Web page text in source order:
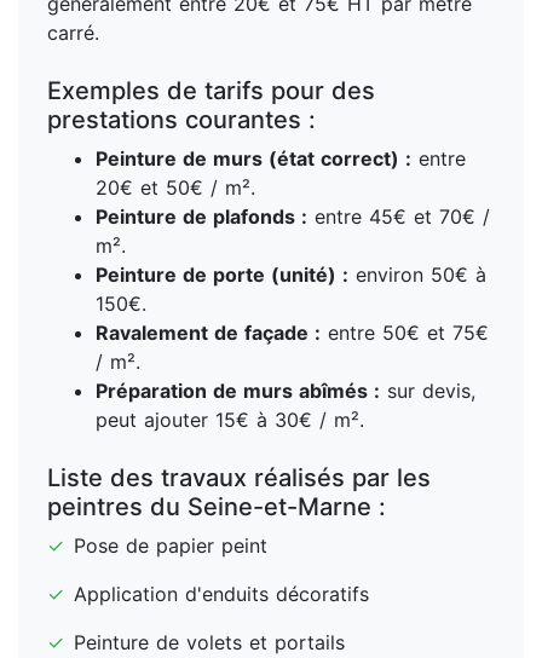
carré.
Exemples de tarifs pour des
prestations courantes :
Peinture de murs (état correct) : entre
20€ et 50€ / m².
Peinture de plafonds : entre 45€ et 70€ /
m².
Peinture de porte (unité) : environ 50€ à
150€.
Ravalement de façade : entre 50€ et 75€
/ m².
Préparation de murs abîmés : sur devis,
peut ajouter 15€ à 30€ / m².
Liste des travaux réalisés par les
peintres du Seine-et-Marne :
✓ Pose de papier peint
✓ Application d'enduits décoratifs
✓ Peinture de volets et portails